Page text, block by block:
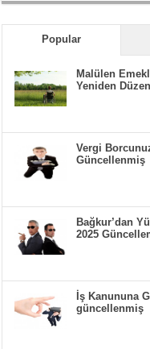
Popular
Malülen
Yeniden
Vergi
Güncellenmiş
Bağkur’dan
2025
İş Kanununa
güncellenmiş